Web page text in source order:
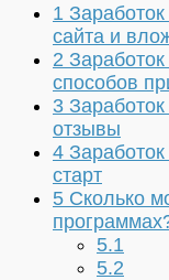
1
сайта и
2
способов
3
отзывы
4
старт
5 Сколько
5.1
5.2